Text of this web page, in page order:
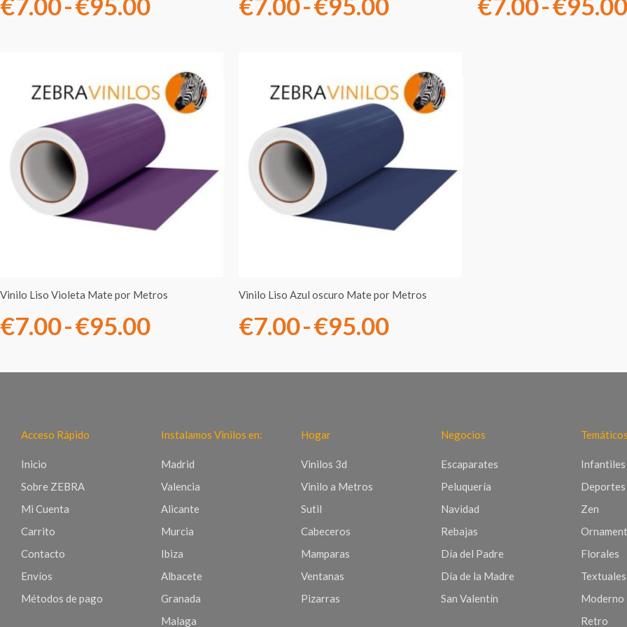
Vinilo Liso Violeta Mate por Metros
€7.00-€95.00
Rango
de
precios:
desde
€7.00
hasta
Vinilo Liso Azul oscuro Mate por Metros
€7.00-€95.00
Rango
de
precios:
desde
€7.00
hasta
Acceso Rápido
Inicio
Sobre ZEBRA
Mi Cuenta
Carrito
Contacto
Envíos
Métodos de pago
Instalamos Vinilos en:
Madrid
Valencia
Alicante
Murcia
Ibiza
Albacete
Granada
Malaga
Hogar
Vinilos 3d
Vinilo a Metros
Sutil
Cabeceros
Mamparas
Ventanas
Pizarras
Negocios
Escaparates
Peluquería
Navidad
Rebajas
Día del Padre
Día de la Madre
San Valentín
Infantiles
Deportes
Zen
Florales
Textuales
Moderno
Retro